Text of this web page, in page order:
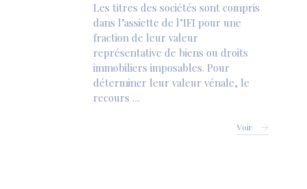
Les titres des sociétés sont compris
dans l’assiette de l’IFI pour une
fraction de leur valeur
représentative de biens ou droits
immobiliers imposables. Pour
déterminer leur valeur vénale, le
recours …
Voir